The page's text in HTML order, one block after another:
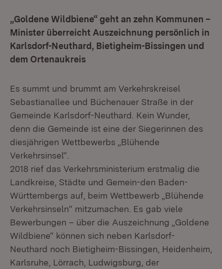
„Goldene Wildbiene“ geht an zehn Kommunen –
Minister überreicht Auszeichnung persönlich in
Karlsdorf-Neuthard, Bietigheim-Bissingen und
dem Ortenaukreis
Es summt und brummt am Verkehrskreisel
Sebastianallee und Büchenauer Straße in der
Gemeinde Karlsdorf-Neuthard. Kein Wunder,
denn die Gemeinde ist eine der Siegerinnen des
diesjährigen Wettbewerbs „Blühende
Verkehrsinsel“.
2018 rief das Verkehrsministerium erstmalig die
Landkreise, Städte und Gemein-den Baden-
Württembergs auf, beim Wettbewerb „Blühende
Verkehrsinseln“ mitzumachen. Es gab viele
Bewerbungen – über die Auszeichnung „Goldene
Wildbiene“ können sich neben Karlsdorf-
Neuthard noch Bietigheim-Bissingen, Heidenheim,
Karlsruhe, Lörrach, Ludwigsburg, der